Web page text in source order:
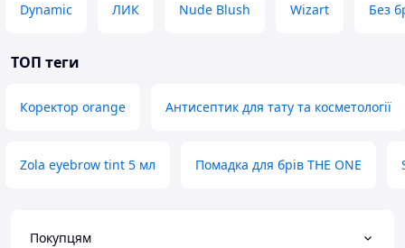
Dynamic ЛИК Nude Blush Wizart Без
ТОП теги
Коректор orange Антисептик для тату та косметології
Zola eyebrow tint 5 мл Помадка для брів THE ONE
Покупцям